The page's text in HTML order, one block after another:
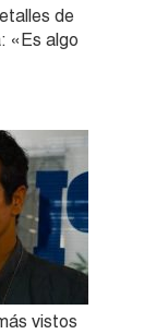
de
«Es algo
vistos